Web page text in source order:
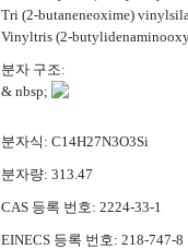
Tri (2-butaneneoxime)
Vinyltris (2-
분자 구조:
& nbsp;
분자식: C14H27N3O3Si
분자량: 313.47
CAS 등록 번호: 2224-33-1
EINECS 등록 번호: 218-747-8